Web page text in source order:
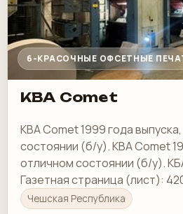
6-КРАСОЧНЫЕ ОФСЕТНЫЕ
KBA Comet
KBA Comet 1999 года
состоянии (б/у). KBA Comet
отличном состоянии (б/у).
Газетная страница (лист):
журнала (таблоид): 289×420
Чешская Республика